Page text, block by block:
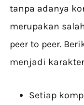
tanpa adanya
merupakan
peer to peer.
menjadi
Setiap